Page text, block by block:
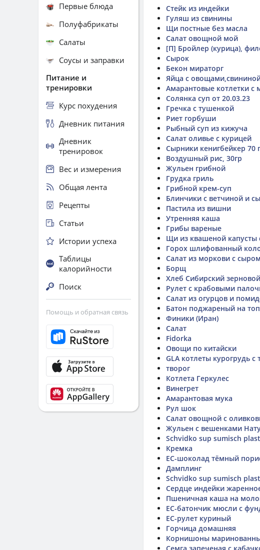
Стейк из индейки
Гуляш из свинины
Щи постные без масла
Салат овощной мой
[П] Бройлер (курица),
Сырок
Бекон мираторг
Яйца с
Амарантовые котлетки с
Солянка суп от 20.03.23
Гречка с тушенкой
Риет горбуши
Рыбный суп из кижуча
Салат оливье с курицей
Сырники кенигбейкер 70 г
Воздушный рис, 30гр
Жульен грибной
Грудка гриль
Грибной крем-суп
Блинчики с ветчиной и
Пастила из вишни
Утренняя каша
Грибы вареные
Щи из квашеной капусты
Горох шлифованный
Салат из моркови с сыром
Борщ
Хлеб Сибирский зерновой
Рулет с крабовыми
Салат из огурцов и
Батон поджареный на
Финики (Иран)
Салат
Fidorka
Овощи по китайски
GLA котлеты курогрудь с
творог
Котлета Геркулес
Винегрет
Амарантовая мука
Рул шок
Салат овощной с
Жульен с вешенками
Schvidko sup sumisch
Кремка
ЕС-шоколад тёмный
Дамплинг
Schvidko sup sumisch
Сердце индейки
Пшеничная каша на
ЕС-батончик мюсли с
ЕС-рулет куриный
Горчица домашняя
Корнишоны
Первые блюда
Полуфабрикаты
Салаты
Соусы и заправки
Питание и
тренировки
Курс похудения
Дневник питания
Дневник
тренировок
Вес и измерения
Общая лента
Рецепты
Статьи
Истории успеха
Таблицы
калорийности
Поиск
Помощь и обратная связь